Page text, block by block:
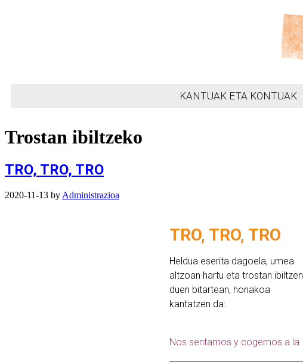
KANTUAK ETA KONTUAK
Trostan ibiltzeko
TRO, TRO, TRO
2020-11-13 by Administrazioa
TRO, TRO, TRO
Heldua eserita dagoela, umea
altzoan hartu eta trostan ibiltzen
duen bitartean, honakoa
kantatzen da:
Nos sentamos y cogemos a la